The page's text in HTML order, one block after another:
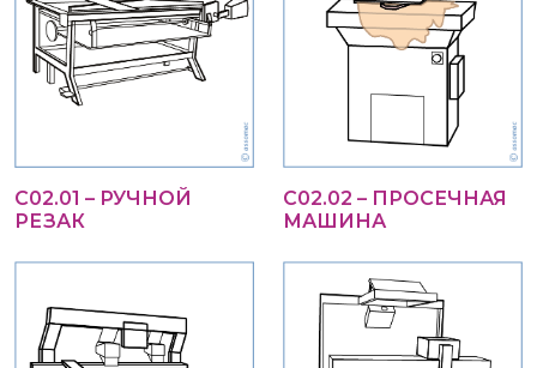
С02.01 – РУЧНОЙ
РЕЗАК
С02.02 – ПРОСЕЧНАЯ
МАШИНА